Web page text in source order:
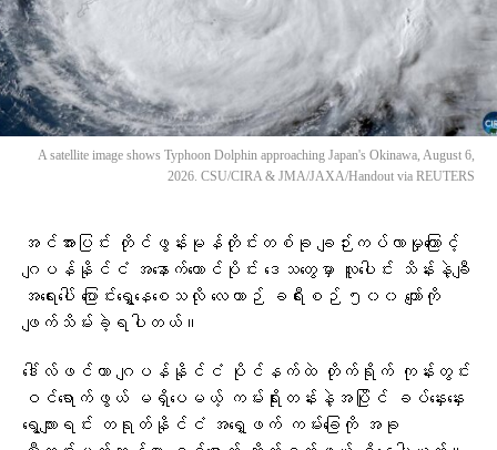
A satellite image shows Typhoon Dolphin approaching Japan's Okinawa, August 6,
2026. CSU/CIRA & JMA/JAXA/Handout via REUTERS
အင်အားပြင်း တိုင်ဖွန်းမုန်တိုင်းတစ်ခု ချဉ်းကပ်လာမှုကြောင့်
ဂျပန်နိုင်ငံ အနောက်တောင်ပိုင်း ဒေသတွေမှာ လူပေါင်း သိန်းနဲ့ချီ
အရေးပေါ် ပြောင်းရွှေ့နေစေသလို လေယာဉ် ခရီးစဉ် ၅၀၀ ကျော်ကို
ဖျက်သိမ်းခဲ့ရပါတယ်။
ဒေါ်လ်ဖင်ဟာ ဂျပန်နိုင်ငံ ပိုင်နက်ထဲ တိုက်ရိုက် ကုန်းတွင်း
ဝင်ရောက်ဖွယ် မရှိပေမယ့် ကမ်းရိုးတန်းနဲ့အပြိုင် ခပ်နှေးနှေး
ရွေ့လျားရင်း တရုတ်နိုင်ငံ အရှေ့ဖက် ကမ်းခြေကို အခု